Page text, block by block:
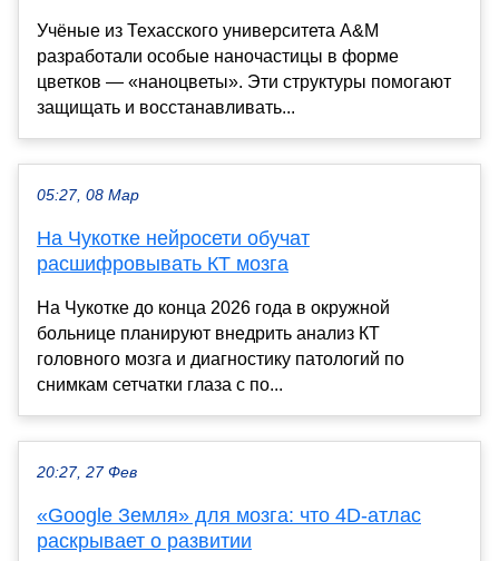
Учёные из Техасского университета A&M
разработали особые наночастицы в форме
цветков — «наноцветы». Эти структуры помогают
защищать и восстанавливать...
05:27, 08 Мар
На Чукотке нейросети обучат
расшифровывать КТ мозга
На Чукотке до конца 2026 года в окружной
больнице планируют внедрить анализ КТ
головного мозга и диагностику патологий по
снимкам сетчатки глаза с по...
20:27, 27 Фев
«Google Земля» для мозга: что 4D-атлас
раскрывает о развитии